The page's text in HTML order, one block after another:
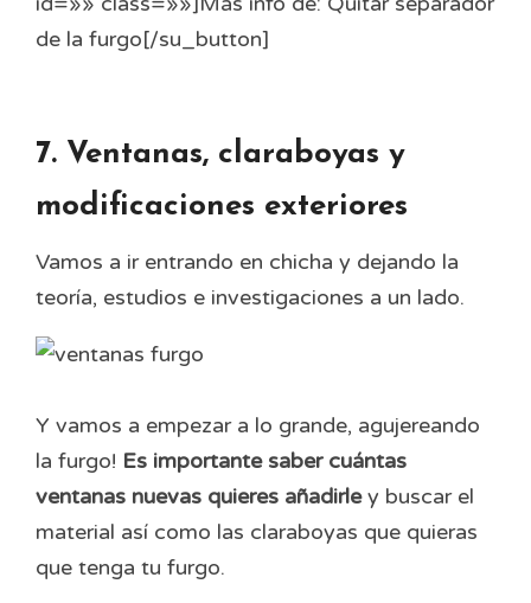
de la furgo[/su_button]
7. Ventanas, claraboyas y
modificaciones exteriores
Vamos a ir entrando en chicha y dejando la
teoría, estudios e investigaciones a un lado.
Y vamos a empezar a lo grande, agujereando
la furgo! Es importante saber cuántas
ventanas nuevas quieres añadirley buscar el
material así como las claraboyas que quieras
que tenga tu furgo.